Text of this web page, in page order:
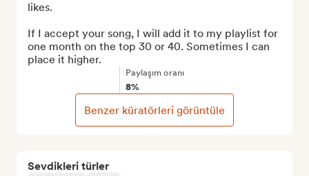
Sevdikleri türler
likes.
If I accept your song, I will add it to my playlist for
one month on the top 30 or 40. Sometimes I can
place it higher.
Paylaşım oranı
8%
Benzer küratörleri görüntüle